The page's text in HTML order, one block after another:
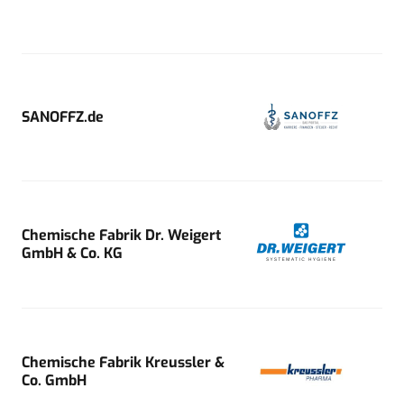
SANOFFZ.de
Chemische Fabrik Dr. Weigert
GmbH & Co. KG
Chemische Fabrik Kreussler &
Co. GmbH